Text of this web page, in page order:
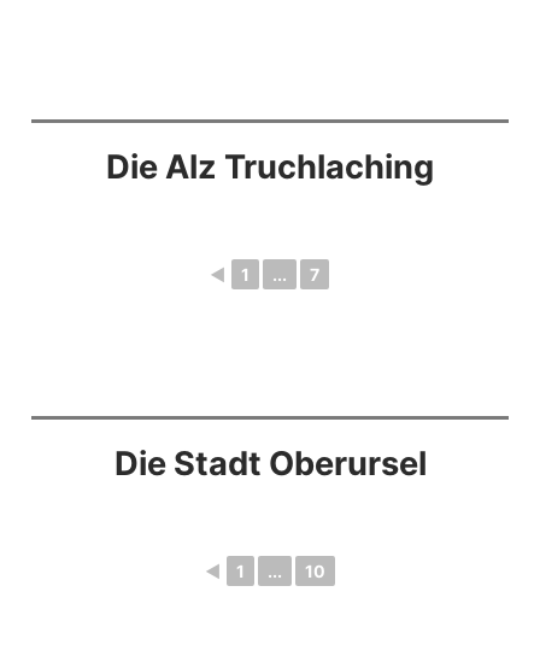
Die Alz Truchlaching
◄ 1 ... 7
Die Stadt Oberursel
◄ 1 ... 10